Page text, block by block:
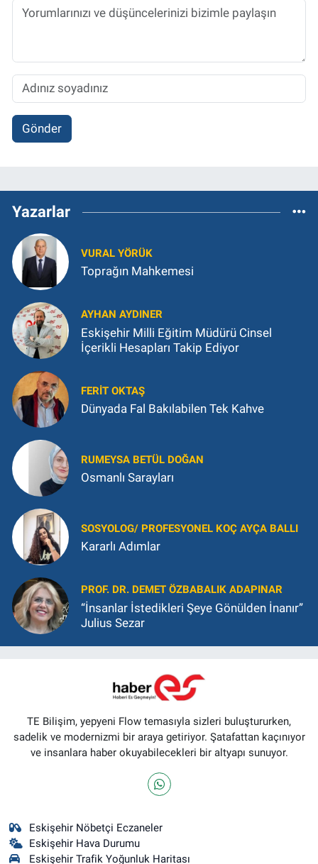
Gönder
Yazarlar
VURAL YÖRÜK
Toprağın Mahkemesi
AYHAN AYDINER
Eskişehir Milli Eğitim Müdürü Cinsel
İçerikli Hesapları Takip Ediyor
FERIT OKTAŞ
Dünyada Fal Bakılabilen Tek Kahve
RUMEYSA BETÜL DOĞAN
Osmanlı Sarayları
SOSYOLOG/ PROFESYONEL KOÇ AYÇA BALLI
Kararlı Adımlar
PROF. DR. DEMET ÖZBABALIK ADAPINAR
“İnsanlar İstedikleri Şeye Gönülden İnanır”
Julius Sezar
TE Bilişim, yepyeni Flow temasıyla sizleri buluştururken,
sadelik ve modernizmi bir araya getiriyor. Şatafattan kaçınıyor
ve insanlara haber okuyabilecekleri bir altyapı sunuyor.
Eskişehir Nöbetçi Eczaneler
Eskişehir Hava Durumu
Eskişehir Trafik Yoğunluk Haritası